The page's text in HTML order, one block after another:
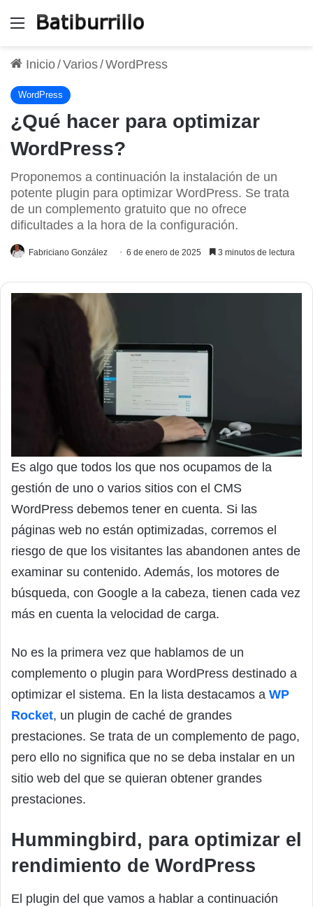
Menú
Inicio/Varios/WordPress
WordPress
¿Qué hacer para optimizar
WordPress?
Proponemos a continuación la instalación de un
potente plugin para optimizar WordPress. Se trata
de un complemento gratuito que no ofrece
dificultades a la hora de la configuración.
Fabriciano González 6 de enero de 2025 3 minutos de lectura
Es algo que todos los que nos ocupamos de la
gestión de uno o varios sitios con el CMS
WordPress debemos tener en cuenta. Si las
páginas web no están optimizadas, corremos el
riesgo de que los visitantes las abandonen antes de
examinar su contenido. Además, los motores de
búsqueda, con Google a la cabeza, tienen cada vez
más en cuenta la velocidad de carga.
No es la primera vez que hablamos de un
complemento o plugin para WordPress destinado a
optimizar el sistema. En la lista destacamos a WP
Rocket, un plugin de caché de grandes
prestaciones. Se trata de un complemento de pago,
pero ello no significa que no se deba instalar en un
sitio web del que se quieran obtener grandes
prestaciones.
Hummingbird, para optimizar el
rendimiento de WordPress
El plugin del que vamos a hablar a continuación